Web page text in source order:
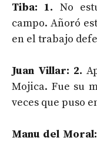
Tiba: 1. No
campo. Añoró
en el trabajo
Juan Villar: 2.
Mojica. Fue su
veces que puso
Manu del